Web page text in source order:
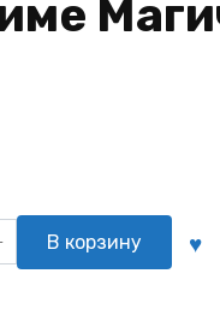
В корзину